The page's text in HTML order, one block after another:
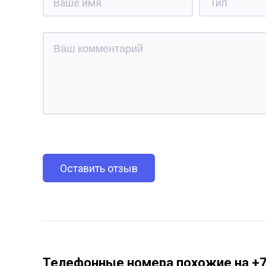
Оставить отзыв
Телефонные номера похожие на